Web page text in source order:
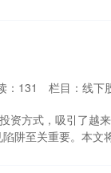
： 131 栏目： 线下
资方式，吸引了越
阱至关重要。本文